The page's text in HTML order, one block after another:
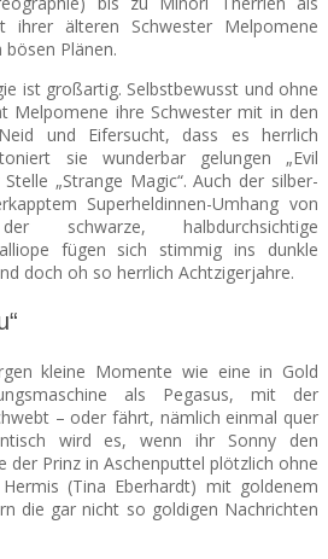
ihrer älteren Schwester Melpomene
Plänen.
ist großartig. Selbstbewusst und ohne
Melpomene ihre Schwester mit in den
und Eifersucht, dass es herrlich
sie wunderbar gelungen „Evil
„Strange Magic“. Auch der silber-
Superheldinnen-Umhang von
schwarze, halbdurchsichtige
fügen sich stimmig ins dunkle
doch oh so herrlich Achtzigerjahre.
kleine Momente wie eine in Gold
als Pegasus, mit der
– oder fährt, nämlich einmal quer
wird es, wenn ihr Sonny den
der Prinz in Aschenputtel plötzlich ohne
(Tina Eberhardt) mit goldenem
die gar nicht so goldigen Nachrichten